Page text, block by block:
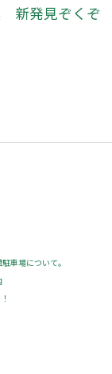
新発見ぞくぞ
車場について。